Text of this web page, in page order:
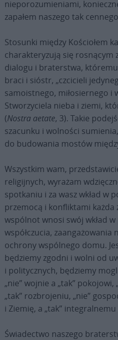
nieporozumieniami,
zapałem naszego tak
Stosunki między Kościołem
charakteryzują się rosnącym
dialogu i braterstwa,
braci i sióstr, „czcicieli
samoistnego, miłosiernego i
Stworzyciela nieba i ziemi,
(Nostra aetate, 3). Takie
szacunku i wolności
do budowania mostów
Wszystkim wam,
religijnych, wyrażam
spotkaniu i za wasz wkład w
przemocą i konfliktami
wspólnot wnosi swój wkład
współczucia, zaangażowania
ochrony wspólnego domu.
będziemy zgodni i wolni od
i politycznych, będziemy
„nie” wojnie a „tak”
„tak” rozbrojeniu, „nie”
i Ziemię, a „tak”
Świadectwo naszego